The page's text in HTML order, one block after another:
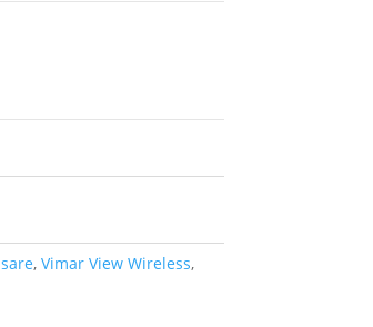
, Vimar View Wireless,